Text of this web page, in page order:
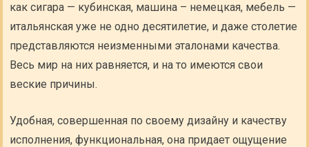
как сигара — кубинская, машина – немецкая, мебель —
итальянская уже не одно десятилетие, и даже столетие
представляются неизменными эталонами качества.
Весь мир на них равняется, и на то имеются свои
веские причины.
Удобная, совершенная по своему дизайну и качеству
исполнения, функциональная, она придает ощущение